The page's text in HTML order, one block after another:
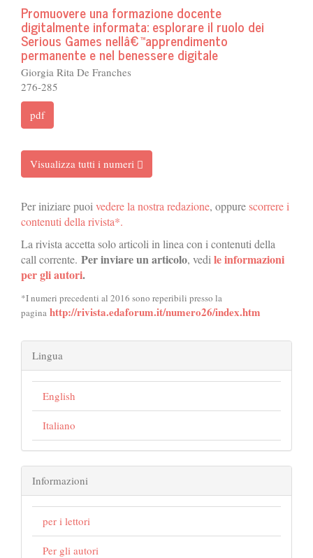
Promuovere una formazione docente
digitalmente informata: esplorare il ruolo dei
Serious Games nellâ€™apprendimento
permanente e nel benessere digitale
Giorgia Rita De Franches
276-285
pdf
Visualizza tutti i numeri
Per iniziare puoi vedere la nostra redazione, oppurescorrere i
contenuti della rivista*.
La rivista accetta solo articoli in linea con i contenuti della
call corrente. Per inviare un articolo, vedi le informazioni
per gli autori.
*I numeri precedenti al 2016 sono reperibili presso la
pagina http://rivista.edaforum.it/numero26/index.htm
Lingua
English
Italiano
Informazioni
per i lettori
Per gli autori